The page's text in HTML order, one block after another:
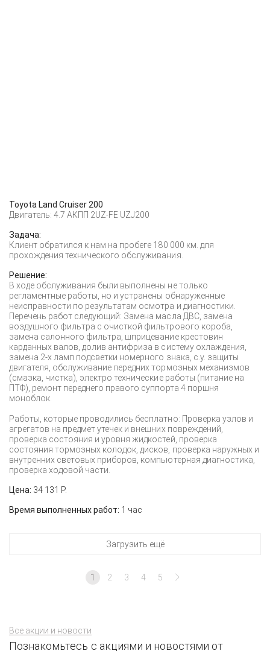
Toyota Land Cruiser 200
Двигатель: 4.7 АКПП 2UZ-FE UZJ200
Задача:
Клиент обратился к нам на пробеге 180 000 км. для
прохождения технического обслуживания.
Решение:
В ходе обслуживания были выполнены не только
регламентные работы, но и устранены обнаруженные
неисправности по результатам осмотра и диагностики.
Перечень работ следующий: Замена масла ДВС, замена
воздушного фильтра с очисткой фильтрового короба,
замена салонного фильтра, шприцевание крестовин
карданных валов, долив антифриза в систему охлаждения,
замена 2-х ламп подсветки номерного знака, с.у. защиты
двигателя, обслуживание передних тормозных механизмов
(смазка, чистка), электро технические работы (питание на
ПТФ), ремонт переднего правого суппорта 4 поршня
моноблок.
Работы, которые проводились бесплатно: Проверка узлов и
агрегатов на предмет утечек и внешних повреждений,
проверка состояния и уровня жидкостей, проверка
состояния тормозных колодок, дисков, проверка наружных и
внутренних световых приборов, компьютерная диагностика,
проверка ходовой части.
Цена: 34 131 Р.
Время выполненных работ: 1 час
Загрузить ещё
1 2 3 4 5
Все акции и новости
Познакомьтесь с акциями и новостями от